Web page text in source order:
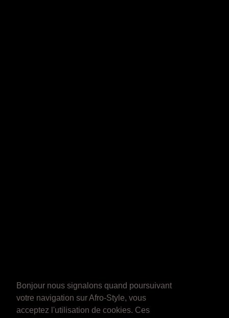
Bonjour nous signalons quand poursuivant
votre navigation sur Afro-Style, vous
acceptez l'utilisation de cookies. Ces